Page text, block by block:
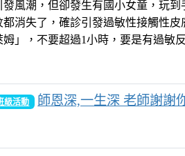
風潮，但卻發生有國小女童，玩到
消失了，確診引發過敏性接觸性皮
」，不要超過1小時，要是有過敏
級活動
師恩深,一生深 老師謝謝